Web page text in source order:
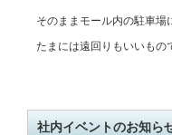
そのままモール内の駐車場
たまには遠回りもいいもの
社内イベントのお知ら